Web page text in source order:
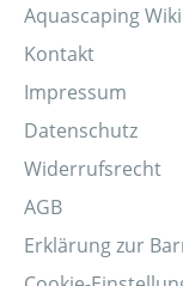
Aquascaping Wiki
Kontakt
Impressum
Datenschutz
Widerrufsrecht
AGB
Erklärung zur